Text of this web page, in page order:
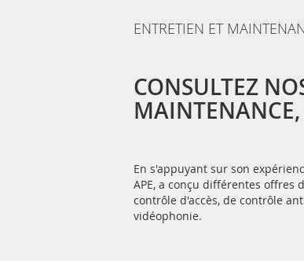
ENTRETIEN ET
CONSULTEZ
MAINTENANCE,
En s'appuyant sur son
APE, a conçu différentes offres
contrôle d'accès, de contrôle
vidéophonie.